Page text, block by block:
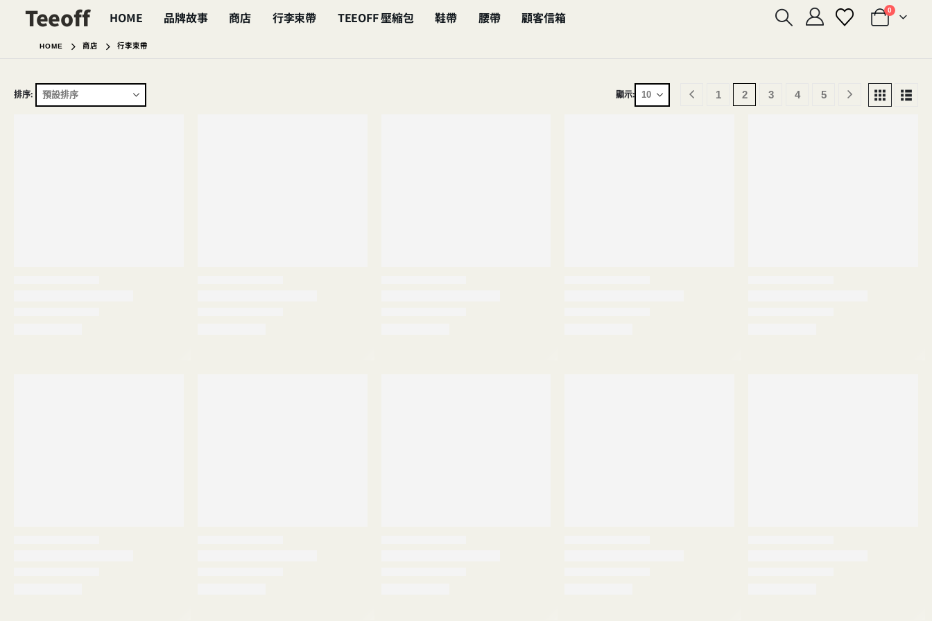
Teeoff HOME 品牌故事 商店 行李束帶 TEEOFF 壓縮包 鞋帶 腰帶 顧客信箱 0
HOME 商店 行李束帶
排序: 顯示: 1 2 3 4 5